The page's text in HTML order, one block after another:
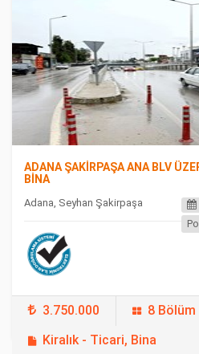
ADANA ŞAKİRPAŞA ANA BLV
BİNA
Adana, Seyhan Şakirpaşa
3.750.000 8 Bölüm
Kiralık - Ticari, Bina